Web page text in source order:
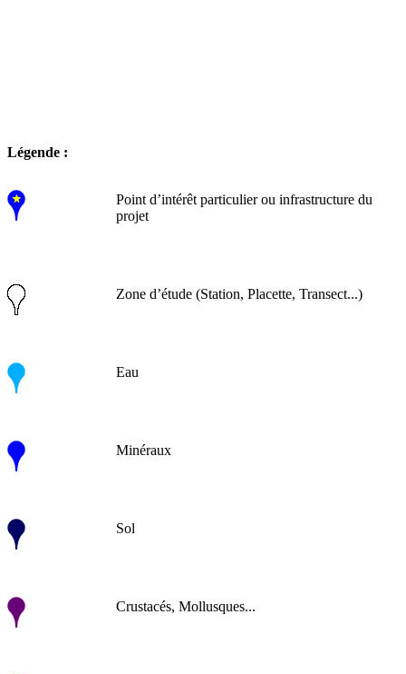
Légende :
Point d’intérêt particulier ou infrastructure du
projet
Zone d’étude (Station, Placette, Transect...)
Eau
Minéraux
Sol
Crustacés, Mollusques...